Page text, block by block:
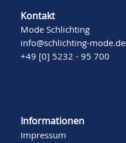
Kontakt
Mode Schlichting
info@schlichting-mode.de
+49 [0] 5232 - 95 700
Informationen
Impressum